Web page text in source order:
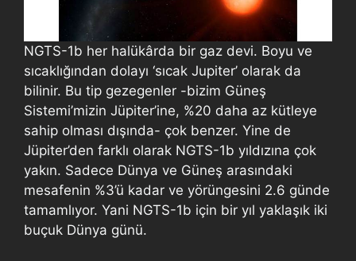
NGTS-1b her halükârda bir gaz devi. Boyu ve
sıcaklığından dolayı ‘sıcak Jupiter’ olarak da
bilinir. Bu tip gezegenler -bizim Güneş
Sistemi’mizin Jüpiter’ine, %20 daha az kütleye
sahip olması dışında- çok benzer. Yine de
Jüpiter’den farklı olarak NGTS-1b yıldızına çok
yakın. Sadece Dünya ve Güneş arasındaki
mesafenin %3’ü kadar ve yörüngesini 2.6 günde
tamamlıyor. Yani NGTS-1b için bir yıl yaklaşık iki
buçuk Dünya günü.